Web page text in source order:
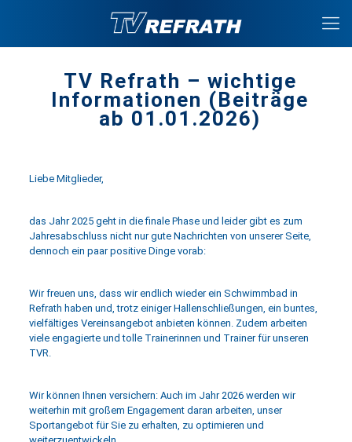
TV Refrath – wichtige
Informationen (Beiträge
ab 01.01.2026)
Liebe Mitglieder,
das Jahr 2025 geht in die finale Phase und leider gibt es zum
Jahresabschluss nicht nur gute Nachrichten von unserer Seite,
dennoch ein paar positive Dinge vorab:
Wir freuen uns, dass wir endlich wieder ein Schwimmbad in
Refrath haben und, trotz einiger Hallenschließungen, ein buntes,
vielfältiges Vereinsangebot anbieten können. Zudem arbeiten
viele engagierte und tolle Trainerinnen und Trainer für unseren
TVR.
Wir können Ihnen versichern: Auch im Jahr 2026 werden wir
weiterhin mit großem Engagement daran arbeiten, unser
Sportangebot für Sie zu erhalten, zu optimieren und